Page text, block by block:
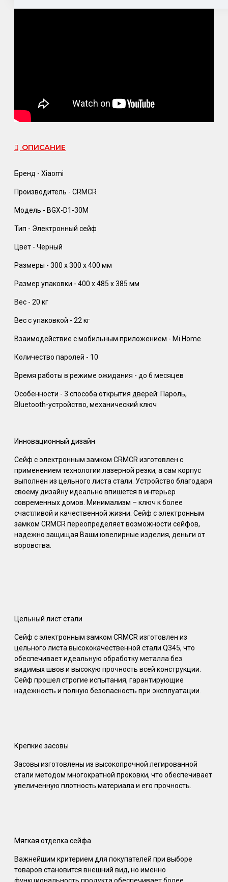
ОПИСАНИЕ
Бренд - Xiaomi
Производитель - CRMCR
Модель - BGX-D1-30M
Тип - Электронный сейф
Цвет - Черный
Размеры - 300 x 300 x 400 мм
Размер упаковки - 400 х 485 х 385 мм
Вес - 20 кг
Вес с упаковкой - 22 кг
Взаимодействие с мобильным приложением - Mi Home
Количество паролей - 10
Время работы в режиме ожидания - до 6 месяцев
Особенности - 3 способа открытия дверей: Пароль,
Bluetooth-устройство, механический ключ
Инновационный дизайн
Сейф с электронным замком CRMCR изготовлен с
применением технологии лазерной резки, а сам корпус
выполнен из цельного листа стали. Устройство благодаря
своему дизайну идеально впишется в интерьер
современных домов. Минимализм – ключ к более
счастливой и качественной жизни. Сейф с электронным
замком CRMCR переопределяет возможности сейфов,
надежно защищая Ваши ювелирные изделия, деньги от
воровства.
Цельный лист стали
Сейф с электронным замком CRMCR изготовлен из
цельного листа высококачественной стали Q345, что
обеспечивает идеальную обработку металла без
видимых швов и высокую прочность всей конструкции.
Сейф прошел строгие испытания, гарантирующие
надежность и полную безопасность при эксплуатации.
Крепкие засовы
Засовы изготовлены из высокопрочной легированной
стали методом многократной проковки, что обеспечивает
увеличенную плотность материала и его прочность.
Мягкая отделка сейфа
Важнейшим критерием для покупателей при выборе
товаров становится внешний вид, но именно
функциональность продукта обеспечивает более